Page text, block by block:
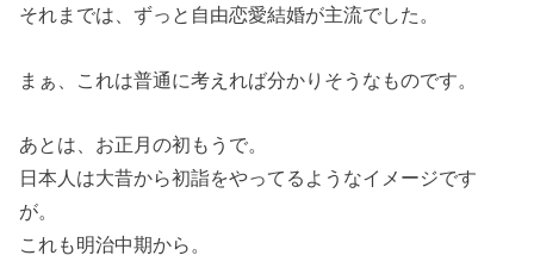
それまでは、ずっと自由恋愛結婚が主流でした。
まぁ、これは普通に考えれば分かりそうなものです。
あとは、お正月の初もうで。
日本人は大昔から初詣をやってるようなイメージです
が。
これも明治中期から。